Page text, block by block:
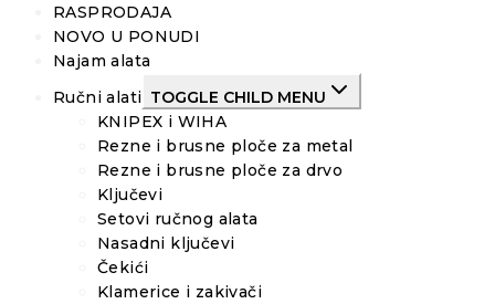
RASPRODAJA
NOVO U PONUDI
Najam alata
Ručni alati TOGGLE CHILD MENU
KNIPEX i WIHA
Rezne i brusne ploče za metal
Rezne i brusne ploče za drvo
Ključevi
Setovi ručnog alata
Nasadni ključevi
Čekići
Klamerice i zakivači